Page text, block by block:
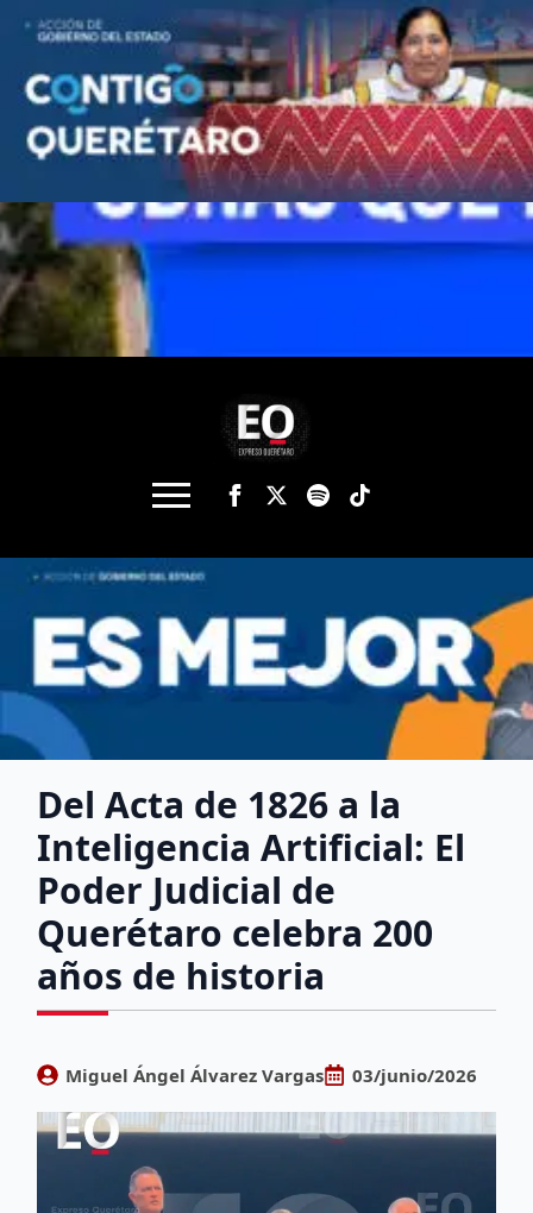
Del Acta de 1826 a la
Inteligencia Artificial: El
Poder Judicial de
Querétaro celebra 200
años de historia
Miguel Ángel Álvarez Vargas 03/junio/2026